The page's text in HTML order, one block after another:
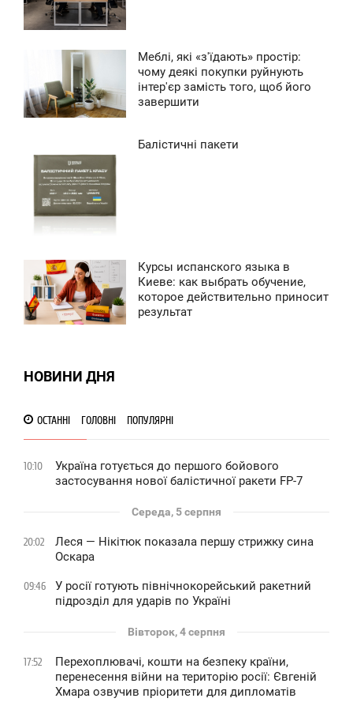
Меблі, які «з'їдають» простір:
чому деякі покупки руйнують
інтер'єр замість того, щоб його
завершити
Балістичні пакети
Курсы испанского языка в
Киеве: как выбрать обучение,
которое действительно приносит
результат
НОВИНИ ДНЯ
ОСТАННІ ГОЛОВНІ ПОПУЛЯРНІ
10:10
Україна готується до першого бойового
застосування нової балістичної ракети FP-7
Середа, 5 серпня
20:02
Леся — Нікітюк показала першу стрижку сина
Оскара
09:46
У росії готують північнокорейський ракетний
підрозділ для ударів по Україні
Вівторок, 4 серпня
17:52
Перехоплювачі, кошти на безпеку країни,
перенесення війни на територію росії: Євгеній
Хмара озвучив пріоритети для дипломатів